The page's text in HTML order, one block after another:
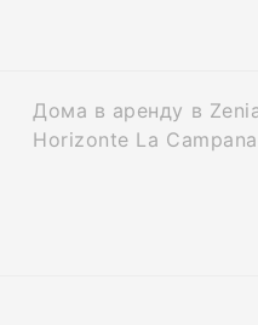
Дома в аренду в
Horizonte La Campana